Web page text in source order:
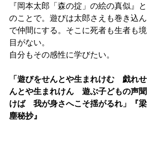
『岡本太郎「森の掟」の絵の真似』と
のことで。遊びは太郎さえも巻き込ん
で仲間にする。そこに死者も生者も境
目がない。
自分もその感性に学びたい。
「遊びをせんとや生まれけむ　戯れせ
んとや生まれけん　遊ぶ子どもの声聞
けば　我が身さへこそ揺がるれ」『梁
塵秘抄』